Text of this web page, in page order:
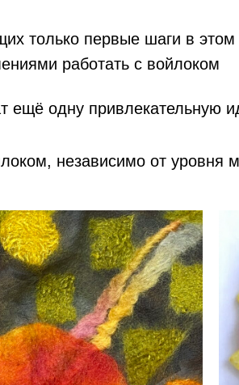
только первые шаги в этом
работать с войлоком
ещё одну привлекательную
независимо от уровня